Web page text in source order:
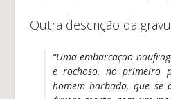
Outra descrição da
“Uma embarcação
e rochoso, no primeiro
homem barbado, que